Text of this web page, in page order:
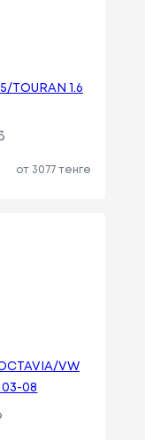
TOURAN 1.6
от 3077 тенге
VW
03-08